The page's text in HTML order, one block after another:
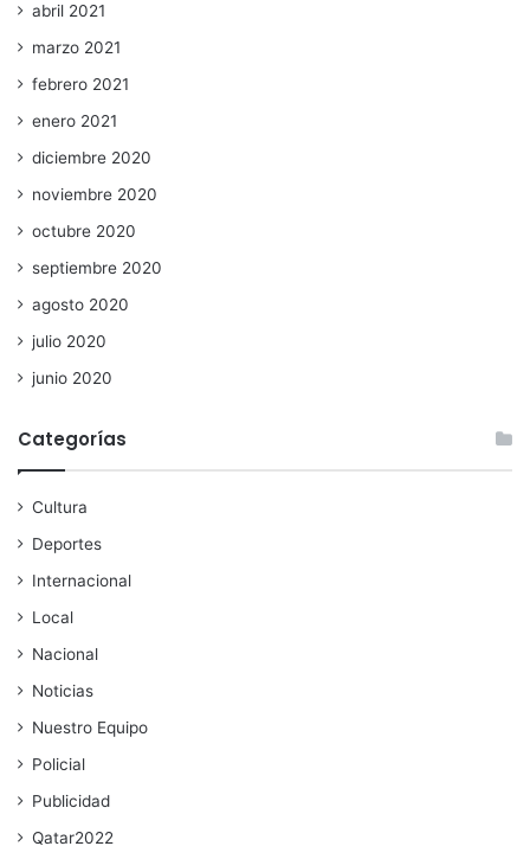
abril 2021
marzo 2021
febrero 2021
enero 2021
diciembre 2020
noviembre 2020
octubre 2020
septiembre 2020
agosto 2020
julio 2020
junio 2020
Categorías
Cultura
Deportes
Internacional
Local
Nacional
Noticias
Nuestro Equipo
Policial
Publicidad
Qatar2022